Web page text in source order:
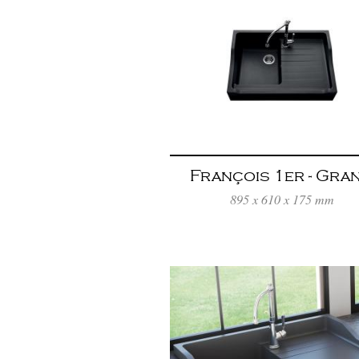
François 1er -
Noir
895 x 610 x 175 mm